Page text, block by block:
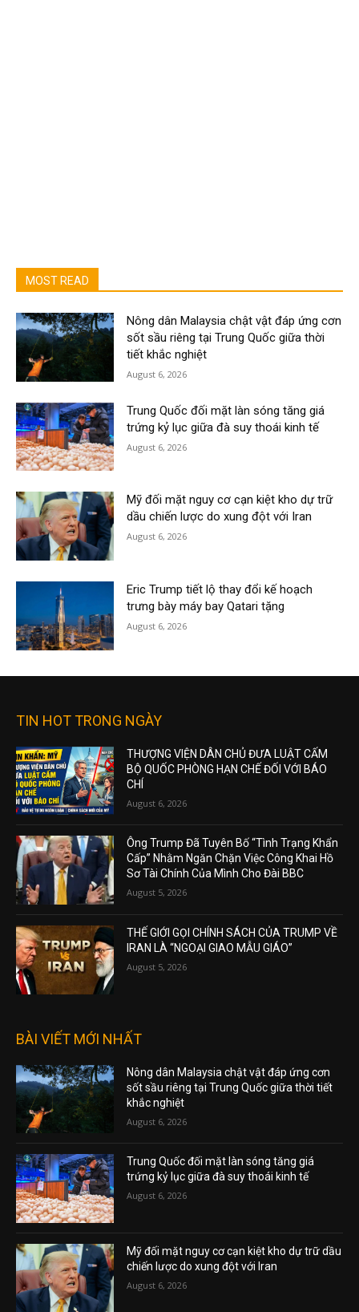
MOST READ
Nông dân Malaysia chật vật đáp ứng cơn
sốt sầu riêng tại Trung Quốc giữa thời
tiết khắc nghiệt
August 6, 2026
Trung Quốc đối mặt làn sóng tăng giá
trứng kỷ lục giữa đà suy thoái kinh tế
August 6, 2026
Mỹ đối mặt nguy cơ cạn kiệt kho dự trữ
dầu chiến lược do xung đột với Iran
August 6, 2026
Eric Trump tiết lộ thay đổi kế hoạch
trưng bày máy bay Qatari tặng
August 6, 2026
TIN HOT TRONG NGÀY
THƯỢNG VIỆN DÂN CHỦ ĐƯA LUẬT CẤM
BỘ QUỐC PHÒNG HẠN CHẾ ĐỐI VỚI BÁO
CHÍ
August 6, 2026
Ông Trump Đã Tuyên Bố “Tình Trạng Khẩn
Cấp” Nhằm Ngăn Chặn Việc Công Khai Hồ
Sơ Tài Chính Của Mình Cho Đài BBC
August 5, 2026
THẾ GIỚI GỌI CHÍNH SÁCH CỦA TRUMP VỀ
IRAN LÀ “NGOẠI GIAO MẪU GIÁO”
August 5, 2026
BÀI VIẾT MỚI NHẤT
Nông dân Malaysia chật vật đáp ứng cơn
sốt sầu riêng tại Trung Quốc giữa thời tiết
khắc nghiệt
August 6, 2026
Trung Quốc đối mặt làn sóng tăng giá
trứng kỷ lục giữa đà suy thoái kinh tế
August 6, 2026
Mỹ đối mặt nguy cơ cạn kiệt kho dự trữ dầu
chiến lược do xung đột với Iran
August 6, 2026